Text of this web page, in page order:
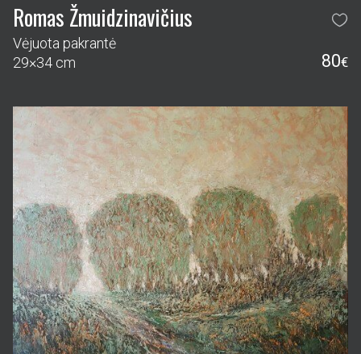
Romas Žmuidzinavičius
Vėjuota pakrantė
29×34 cm
80€